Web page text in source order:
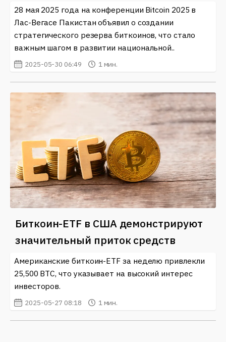
28 мая 2025 года на конференции Bitcoin 2025 в
Лас-Вегасе Пакистан объявил о создании
стратегического резерва биткоинов, что стало
важным шагом в развитии национальной..
2025-05-30 06:49 1 мин.
Биткоин-ETF в США демонстрируют
значительный приток средств
Американские биткоин-ETF за неделю привлекли
25,500 BTC, что указывает на высокий интерес
инвесторов.
2025-05-27 08:18 1 мин.